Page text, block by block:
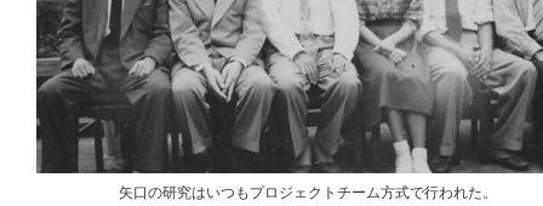
矢口の研究はいつもプロジェクトチーム方式で行われた。